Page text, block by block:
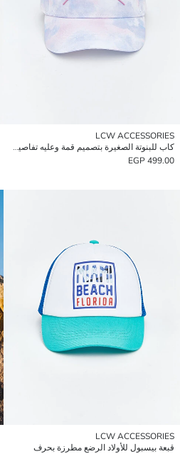
LCW ACCESSORIES
كاب للبنوتة الصغيرة بتصميم قمة وعليه تفاصيل للأذن.
499.00 EGP
LCW ACCESSORIES
قبعة بيسبول للأولاد الرضع مطرزة بحرف